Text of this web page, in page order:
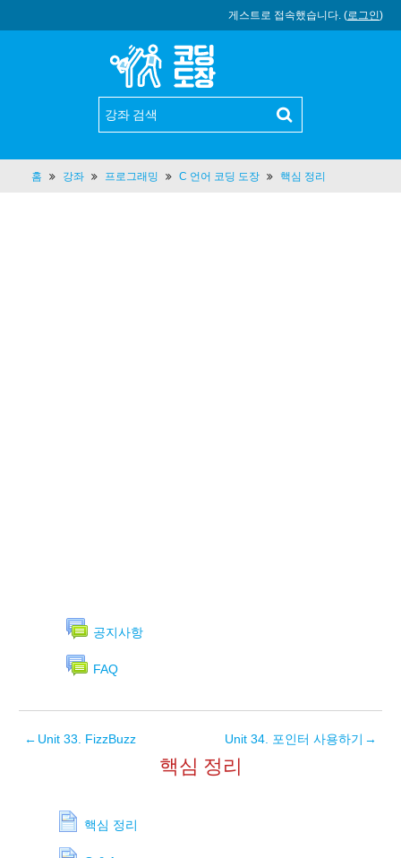
게스트로 접속했습니다. (로그인)
홈 강좌 프로그래밍 C 언어 코딩 도장 핵심 정리
공지사항
FAQ
← Unit 33. FizzBuzz Unit 34. 포인터 사용하기 →
핵심 정리
핵심 정리